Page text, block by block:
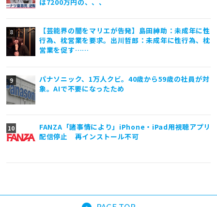
【芸能界の闇をマリエが告発】島田紳助：未成年に性
行為、枕営業を要求。出川哲郎：未成年に性行為、枕
営業を促す……
パナソニック、1万人クビ。40歳から59歳の社員が対
象。AIで不要になったため
FANZA「諸事情により」iPhone・iPad用視聴アプリ
配信停止 再インストール不可